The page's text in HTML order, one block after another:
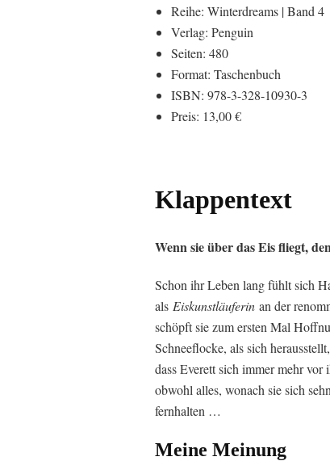
Reihe: Winterdreams | Band 4
Verlag: Penguin
Seiten: 480
Format: Taschenbuch
ISBN: 978-3-328-10930-3
Preis: 13,00 €
Klappentext
Wenn sie über das Eis fliegt,
Schon ihr Leben lang fühlt sich
als Eiskunstläuferin an der
schöpft sie zum ersten Mal
Schneeflocke, als sich
dass Everett sich immer mehr
obwohl alles, wonach sie sich
fernhalten …
Meine Meinung